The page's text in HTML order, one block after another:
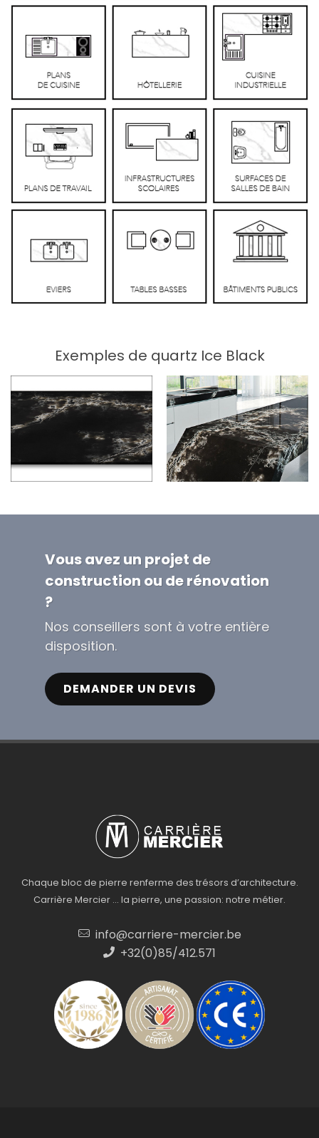
Exemples de quartz Ice Black
Vous avez un projet de
construction ou de rénovation
?
Nos conseillers sont à votre entière
disposition.
DEMANDER UN DEVIS
Chaque bloc de pierre renferme des trésors d’architecture.
Carrière Mercier … la pierre, une passion: notre métier.
info@carriere-mercier.be
+32(0)85/412.571